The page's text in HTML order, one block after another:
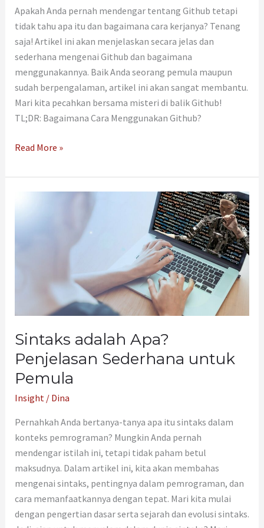
Apakah Anda pernah mendengar tentang Github tetapi
tidak tahu apa itu dan bagaimana cara kerjanya? Tenang
saja! Artikel ini akan menjelaskan secara jelas dan
sederhana mengenai Github dan bagaimana
menggunakannya. Baik Anda seorang pemula maupun
sudah berpengalaman, artikel ini akan sangat membantu.
Mari kita pecahkan bersama misteri di balik Github!
TL;DR: Bagaimana Cara Menggunakan Github?
Read More »
Sintaks adalah Apa?
Penjelasan Sederhana untuk
Pemula
Insight/ Dina
Pernahkah Anda bertanya-tanya apa itu sintaks dalam
konteks pemrograman? Mungkin Anda pernah
mendengar istilah ini, tetapi tidak paham betul
maksudnya. Dalam artikel ini, kita akan membahas
mengenai sintaks, pentingnya dalam pemrograman, dan
cara memanfaatkannya dengan tepat. Mari kita mulai
dengan pengertian dasar serta sejarah dan evolusi sintaks.